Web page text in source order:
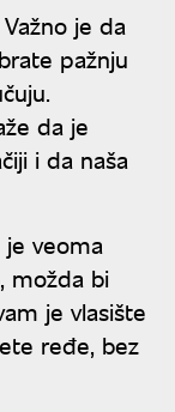
je da
pažnju
da je
i da naša
je veoma
možda bi
je vlasište
ređe, bez